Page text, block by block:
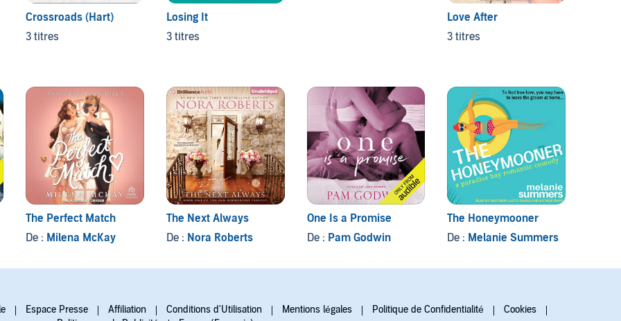
Crossroads (Hart)
3 titres
Losing It
3 titres
Love After
3 titres
The Perfect Match
De : Milena McKay
The Next Always
De : Nora Roberts
One Is a Promise
De : Pam Godwin
The Honeymooner
De : Melanie Summers
Espace Presse Affiliation Conditions d'Utilisation Mentions légales Politique de Confidentialité
Cookies